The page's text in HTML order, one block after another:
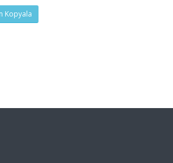
Kopyala